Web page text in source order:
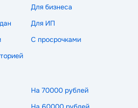
Для бизнеса
Для ИП
С просрочками
На 70000 рублей